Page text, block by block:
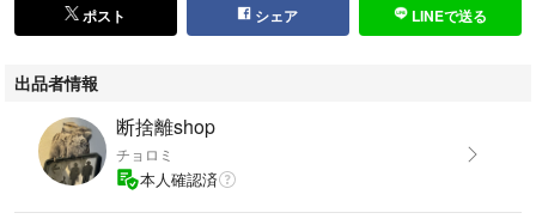
ポスト シェア LINEで送る
出品者情報
断捨離shop
チョロミ
本人確認済